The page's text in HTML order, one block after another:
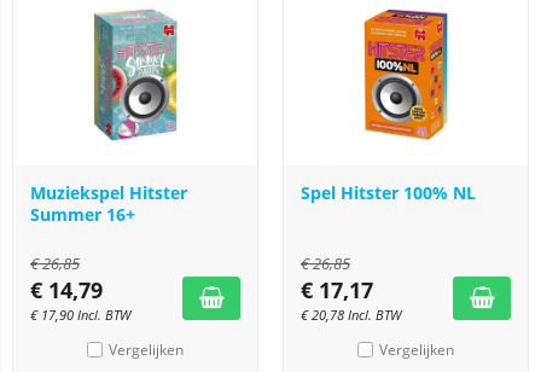
Muziekspel Hitster
Summer 16+
€26,85
€ 14,79
€ 17,90 Incl. BTW
Vergelijken
Spel Hitster 100% NL
€26,85
€ 17,17
€20,78 Incl. BTW
Vergelijken